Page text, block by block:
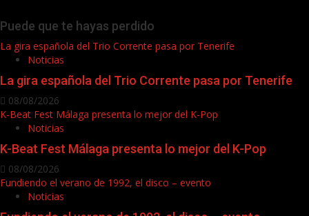
Puede que te hayas perdido
La gira española del Trio Corrente pasa por Tenerife
Noticias
La gira española del Trio Corrente pasa por Tenerife
08/08/2026
K-Beat Fest Málaga presenta lo mejor del K-Pop
Noticias
K-Beat Fest Málaga presenta lo mejor del K-Pop
08/08/2026
Fundiendo el verano de 1992, el disco – evento
Noticias